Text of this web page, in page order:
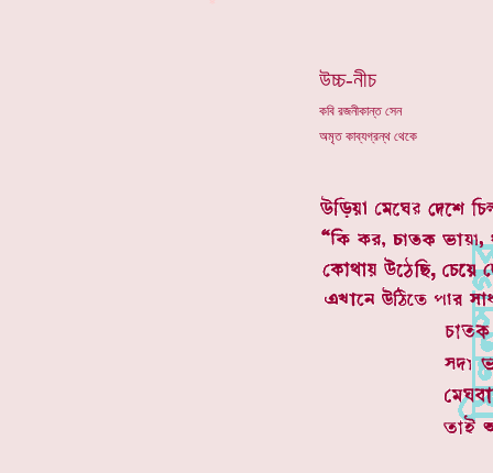
উচ্চ-নীচ
কবি রজনীকান্ত সেন
অমৃত কাব্যগ্রন্থ থেকে